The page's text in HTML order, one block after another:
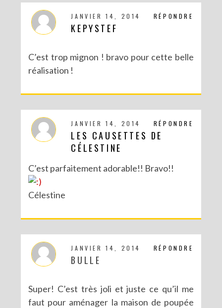
RÉPONDRE
JANVIER 14, 2014
KEPYSTEF
C’est trop mignon ! bravo pour cette belle
réalisation !
RÉPONDRE
JANVIER 14, 2014
LES CAUSETTES DE
CÉLESTINE
C’est parfaitement adorable!! Bravo!!
Célestine
RÉPONDRE
JANVIER 14, 2014
BULLE
Super! C’est très joli et juste ce qu’il me
faut pour aménager la maison de poupée